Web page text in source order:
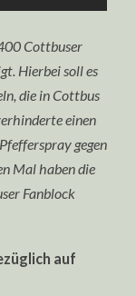
Cottbuser
Hierbei soll es
die in Cottbus
einen
gegen
Mal haben die
Fanblock
auf